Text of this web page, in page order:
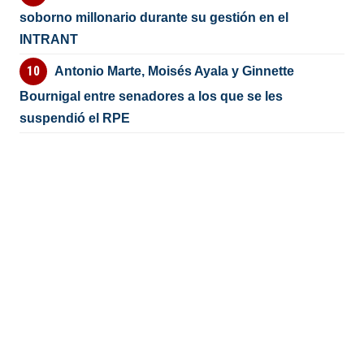
soborno millonario durante su gestión en el
INTRANT
Antonio Marte, Moisés Ayala y Ginnette
Bournigal entre senadores a los que se les
suspendió el RPE